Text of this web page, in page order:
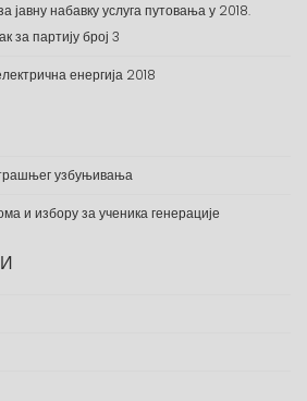
јавну набавку услуга путовања у 2018.
за партију број 3
енергија 2018
узбуњивања
и избору за ученика генерације